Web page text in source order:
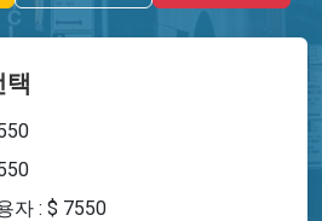
택
자 : $ 7550